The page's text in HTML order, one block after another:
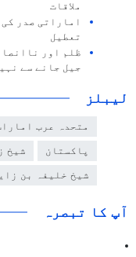
ملاقات
اماراتی صدر
تعطیل
ظلم اور
جیل جانے سے
لیبلز
متحدہ عرب
پاکستان شیخ
شیخ خلیفہ بن
آپ کا تبصرہ